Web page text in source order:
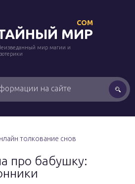
МИР
COM
мир магии и
толкование снов
про бабушку: